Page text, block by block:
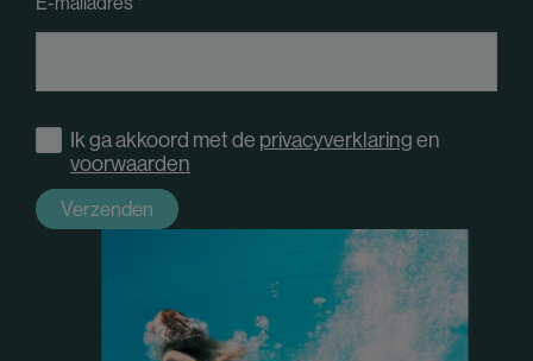
Ik ga akkoord met de privacyverklaringen
voorwaarden
Verzenden